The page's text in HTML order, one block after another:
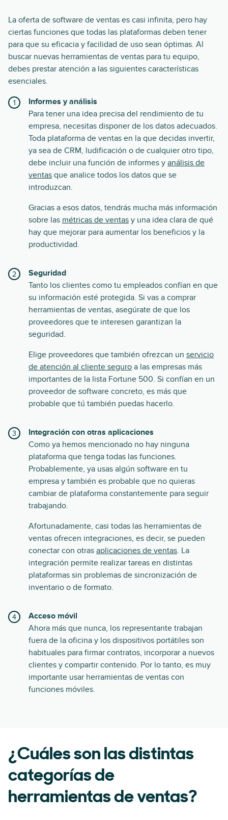
La oferta de software de ventas es casi infinita, pero hay
ciertas funciones que todas las plataformas deben tener
para que su eficacia y facilidad de uso sean óptimas. Al
buscar nuevas herramientas de ventas para tu equipo,
debes prestar atención a las siguientes características
esenciales.
Informes y análisis
Para tener una idea precisa del rendimiento de tu
empresa, necesitas disponer de los datos adecuados.
Toda plataforma de ventas en la que decidas invertir,
ya sea de CRM, ludificación o de cualquier otro tipo,
debe incluir una función de informes y análisis de
ventas que analice todos los datos que se
introduzcan.
Gracias a esos datos, tendrás mucha más información
sobre las métricas de ventas y una idea clara de qué
hay que mejorar para aumentar los beneficios y la
productividad.
Seguridad
Tanto los clientes como tu empleados confían en que
su información esté protegida. Si vas a comprar
herramientas de ventas, asegúrate de que los
proveedores que te interesen garantizan la
seguridad.
Elige proveedores que también ofrezcan un servicio
de atención al cliente seguro a las empresas más
importantes de la lista Fortune 500. Si confían en un
proveedor de software concreto, es más que
probable que tú también puedas hacerlo.
Integración con otras aplicaciones
Como ya hemos mencionado no hay ninguna
plataforma que tenga todas las funciones.
Probablemente, ya usas algún software en tu
empresa y también es probable que no quieras
cambiar de plataforma constantemente para seguir
trabajando.
Afortunadamente, casi todas las herramientas de
ventas ofrecen integraciones, es decir, se pueden
conectar con otras aplicaciones de ventas. La
integración permite realizar tareas en distintas
plataformas sin problemas de sincronización de
inventario o de formato.
Acceso móvil
Ahora más que nunca, los representante trabajan
fuera de la oficina y los dispositivos portátiles son
habituales para firmar contratos, incorporar a nuevos
clientes y compartir contenido. Por lo tanto, es muy
importante usar herramientas de ventas con
funciones móviles.
¿Cuáles son las distintas
categorías de
herramientas de ventas?